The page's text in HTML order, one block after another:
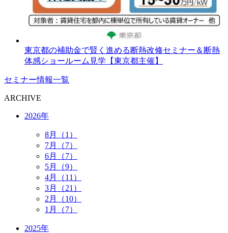
東京都の補助金で賢く進める断熱改修セミナー＆断熱
体感ショールーム見学【東京都主催】
セミナー情報一覧
ARCHIVE
2026年
8月（1）
7月（7）
6月（7）
5月（9）
4月（11）
3月（21）
2月（10）
1月（7）
2025年